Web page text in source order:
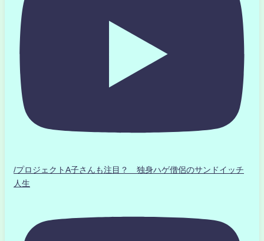
/プロジェクトA子さんも注目？ 独身ハゲ僧侶のサンドイッチ
人生